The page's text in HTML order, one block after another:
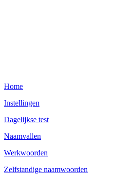
Home
Instellingen
Dagelijkse test
Naamvallen
Werkwoorden
Zelfstandige naamwoorden